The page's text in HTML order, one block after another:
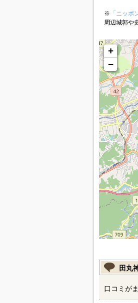
※ 「ニッポ
周辺城郭や
+
−
田丸
口コミが